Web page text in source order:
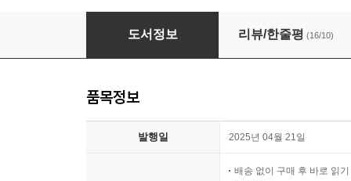
공급자의 시선
도서정보 리뷰/한줄평 (16/10)
품목정보
발행일 2025년 04월 21일
배송 없이 구매 후 바로 읽기